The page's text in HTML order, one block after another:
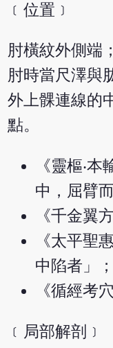
﹝位置﹞
肘橫紋外側端
肘時當尺澤與
外上髁連線的
點。
《靈樞‧
中，屈臂
《千金翼
《太平聖
中陷者」；
《循經考
﹝局部解剖﹞